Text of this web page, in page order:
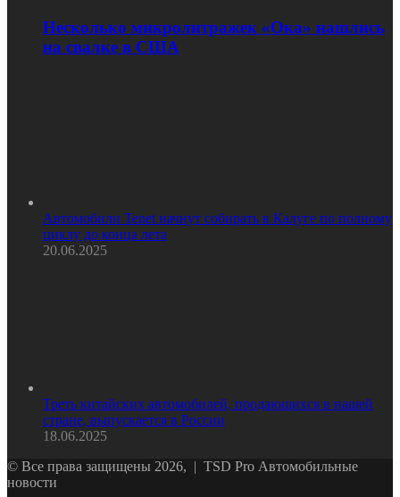
Несколько микролитражек «Ока» нашлись
на свалке в США
Автомобили Tenet начнут собирать в Калуге по полному
циклу до конца лета
20.06.2025
Треть китайских автомобилей, продающихся в нашей
стране, выпускается в России
18.06.2025
© Все права защищены 2026, | TSD Pro Автомобильные
новости